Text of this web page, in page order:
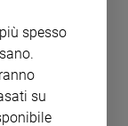
ministro.
il Servizio
Paese al
spesso
su